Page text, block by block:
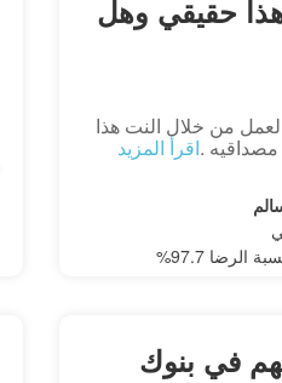
حقيقي وهل
من خلال النت هذا
.اقرأ المزيد
في بنوك